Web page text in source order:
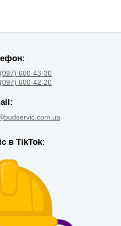
600-43-30
600-42-20
в TikTok: